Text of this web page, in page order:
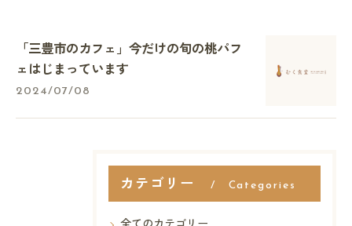
「三豊市のカフェ」今だけの旬の桃パフ
ェはじまっています
2024/07/08
カテゴリー Categories